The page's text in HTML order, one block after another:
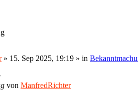
» 15. Sep 2025, 19:19 » in
von ManfredRichter